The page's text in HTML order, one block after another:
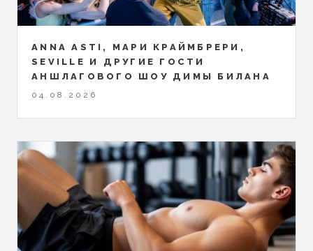
ANNA ASTI, МАРИ КРАЙМБРЕРИ,
SEVILLE И ДРУГИЕ ГОСТИ
АНШЛАГОВОГО ШОУ ДИМЫ БИЛАНА
04.08.2026